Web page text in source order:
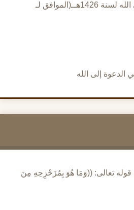
عوائق في الدعوة إلى الله لسنة 1426هــ(الموافق لـ
إلى الله
قوله تعالى: ((وَمَا هُوَ بِمُزَحْزِحِهِ مِنَ